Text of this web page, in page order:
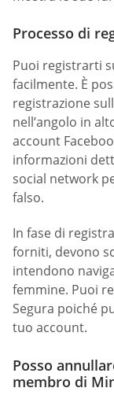
Processo di
Puoi registrarti
facilmente. È
registrazione
nell’angolo in
account
informazioni
social network
falso.
In fase di
forniti, devono
intendono
femmine. Puoi
Segura poiché
tuo account.
Posso
membro di